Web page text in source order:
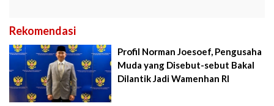
Rekomendasi
Profil Norman Joesoef, Pengusaha
Muda yang Disebut-sebut Bakal
Dilantik Jadi Wamenhan RI